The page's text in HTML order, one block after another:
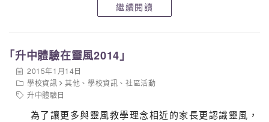
繼續閱讀
｢升中體驗在靈風2014｣
2015年1月14日
學校資訊
其他 、學校資訊 、社區活動
升中體驗日
為了讓更多與靈風教學理念相近的家長更認識靈風，